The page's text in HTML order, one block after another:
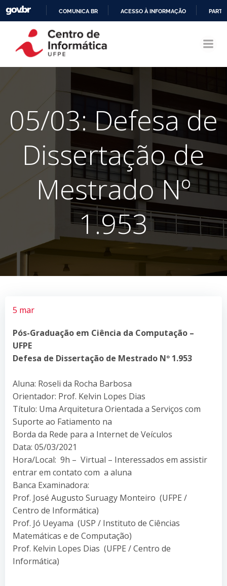
CONTEÚDO
COMUNICA BR ACESSO À INFORMAÇÃO
05/03: Defesa de
Dissertação de
Mestrado Nº
1.953
5 mar
Pós-Graduação em Ciência da Computação –
UFPE
Defesa de Dissertação de Mestrado Nº 1.953
Aluna: Roseli da Rocha Barbosa
Orientador: Prof. Kelvin Lopes Dias
Título: Uma Arquitetura Orientada a Serviços com
Suporte ao Fatiamento na
Borda da Rede para a Internet de Veículos
Data: 05/03/2021
Hora/Local: 9h – Virtual – Interessados em assistir
entrar em contato com a aluna
Banca Examinadora:
Prof. José Augusto Suruagy Monteiro (UFPE /
Centro de Informática)
Prof. Jó Ueyama (USP / Instituto de Ciências
Matemáticas e de Computação)
Prof. Kelvin Lopes Dias (UFPE / Centro de
Informática)